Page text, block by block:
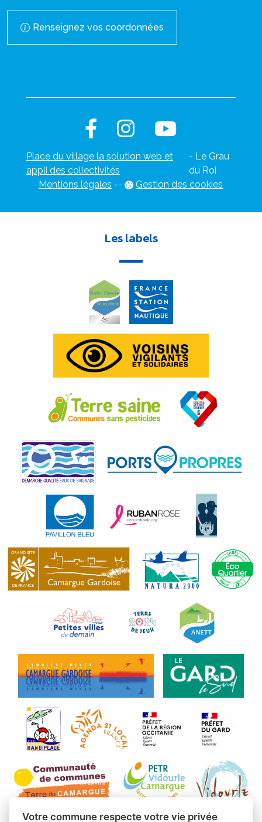
Renseignez vos coordonnées
Place du village la solution web et
appli des collectivités
- Le Grau
du Roi
Mentions légales -- Gestion des cookies
Les labels
Votre commune respecte votre vie privée